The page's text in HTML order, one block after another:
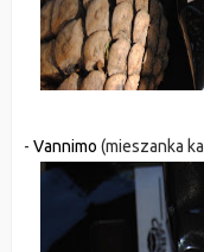
- Vannimo (mieszanka